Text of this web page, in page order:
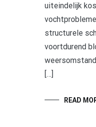
uiteindelijk
structurele
voortdurend
[…]
READ